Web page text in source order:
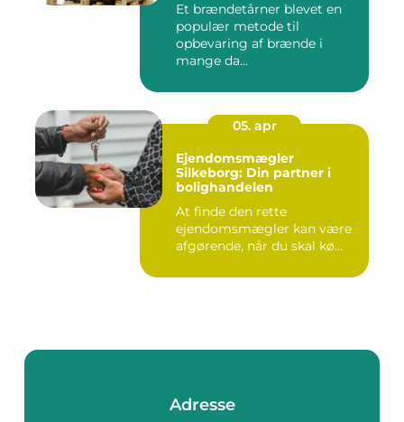
Et brændetårner blevet en
populær metode til
opbevaring af brænde i
mange da...
05. apr
Ejendomsmægler
Silkeborg: Din partner i
bolighandelen
At finde den rette
ejendomsmægler kan være
afgørende, når du skal kø...
Adresse